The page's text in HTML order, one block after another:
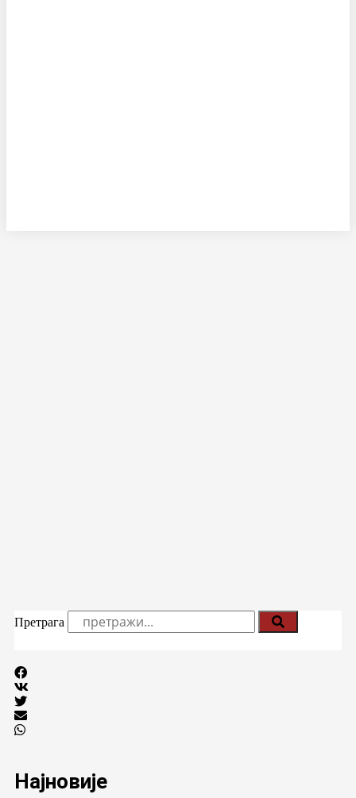
Претрага
Најновије